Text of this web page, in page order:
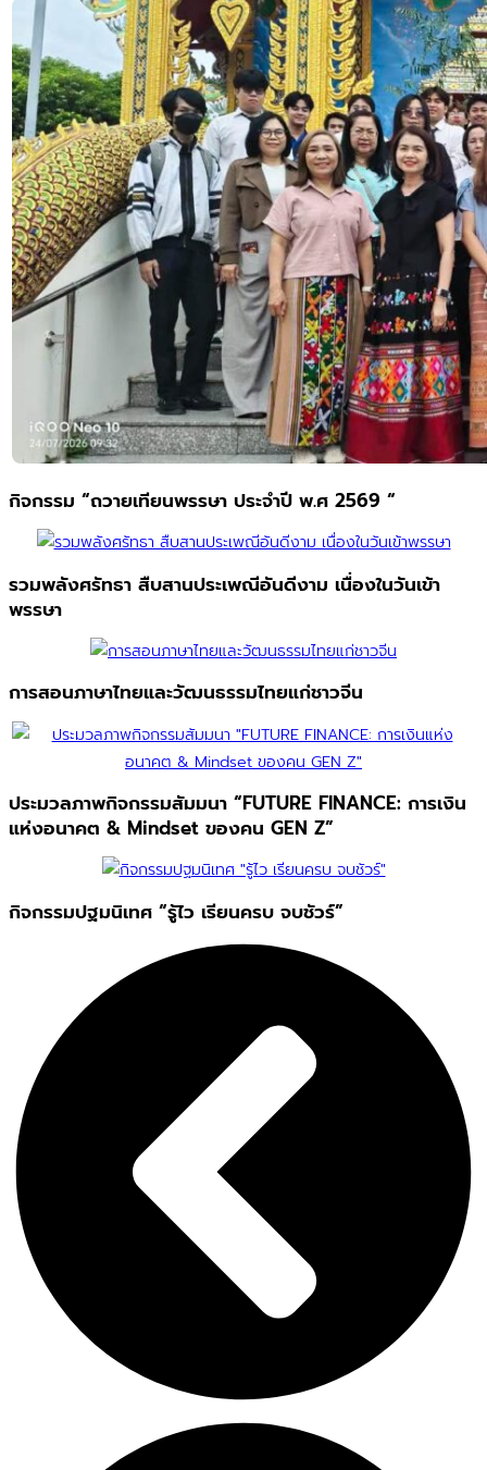
กิจกรรม “ถวายเทียนพรรษา ประจำปี พ.ศ 2569 “
รวมพลังศรัทธา สืบสานประเพณีอันดีงาม เนื่องในวันเข้า
พรรษา
การสอนภาษาไทยและวัฒนธรรมไทยแก่ชาวจีน
ประมวลภาพกิจกรรมสัมมนา “FUTURE FINANCE: การเงิน
แห่งอนาคต & Mindset ของคน GEN Z”
กิจกรรมปฐมนิเทศ “รู้ไว เรียนครบ จบชัวร์”